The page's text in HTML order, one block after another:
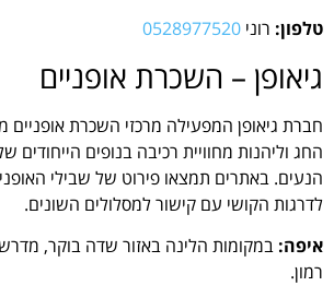
טלפון: רוני 0528977520
גיאופן – השכרת אופניים
חברת גיאופן המפעילה מרכזי השכרת אופניים
החג וליהנות מחוויית רכיבה בנופים הייחודים
הנעים. באתרים תמצאו פירוט של שבילי
לדרגות הקושי עם קישור למסלולים השונים.
איפה: במקומות הלינה באזור שדה בוקר,
רמון.